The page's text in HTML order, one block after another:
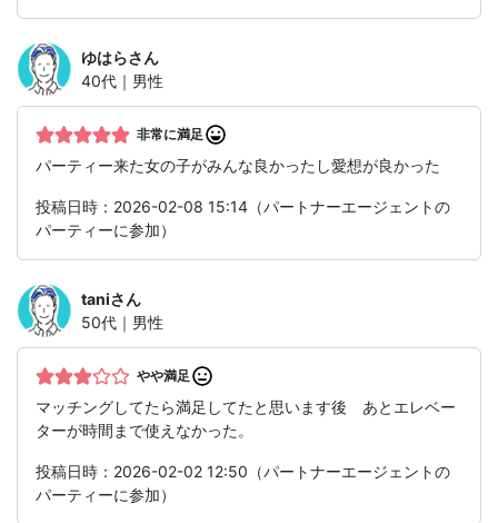
ゆはらさん
40代｜男性
非常に満足
パーティー来た女の子がみんな良かったし愛想が良かった
投稿日時：2026-02-08 15:14（パートナーエージェントの
パーティーに参加）
taniさん
50代｜男性
やや満足
マッチングしてたら満足してたと思います後 あとエレベー
ターが時間まで使えなかった。
投稿日時：2026-02-02 12:50（パートナーエージェントの
パーティーに参加）